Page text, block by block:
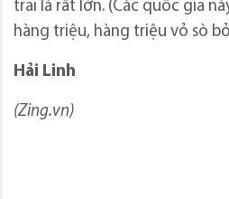
trai là rất lớn. (Các quốc gia
hàng triệu, hàng triệu vỏ sò bỏ
Hải Linh
(Zing.vn)